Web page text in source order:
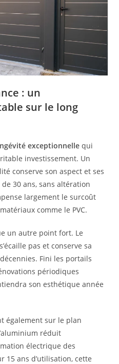
: un
sur le long
exceptionnelle qui
investissement. Un
conserve son aspect et ses
30 ans, sans altération
largement le surcoût
comme le PVC.
un autre point fort. Le
pas et conserve sa
Fini les portails
périodiques
son esthétique année
également sur le plan
réduit
électrique des
15 ans d’utilisation, cette